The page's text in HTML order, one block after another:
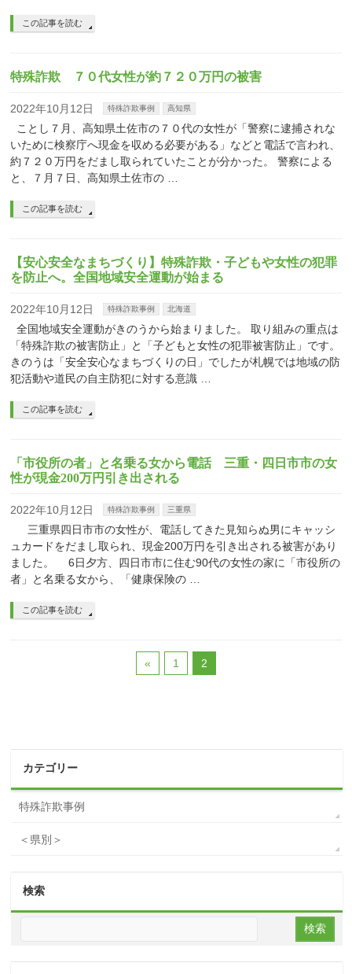
この記事を読む
特殊詐欺 ７０代女性が約７２０万円の被害
2022年10月12日 特殊詐欺事例 高知県
ことし７月、高知県土佐市の７０代の女性が「警察に逮捕されな
いために検察庁へ現金を収める必要がある」などと電話で言われ、
約７２０万円をだまし取られていたことが分かった。 警察による
と、７月７日、高知県土佐市の …
この記事を読む
【安心安全なまちづくり】特殊詐欺・子どもや女性の犯罪
を防止へ。全国地域安全運動が始まる
2022年10月12日 特殊詐欺事例 北海道
全国地域安全運動がきのうから始まりました。 取り組みの重点は
「特殊詐欺の被害防止」と「子どもと女性の犯罪被害防止」です。
きのうは「安全安心なまちづくりの日」でしたが札幌では地域の防
犯活動や道民の自主防犯に対する意識 …
この記事を読む
「市役所の者」と名乗る女から電話 三重・四日市市の女
性が現金200万円引き出される
2022年10月12日 特殊詐欺事例 三重県
三重県四日市市の女性が、電話してきた見知らぬ男にキャッシ
ュカードをだまし取られ、現金200万円を引き出される被害があり
ました。 6日夕方、四日市市に住む90代の女性の家に「市役所の
者」と名乗る女から、「健康保険の …
この記事を読む
« 1 2
カテゴリー
特殊詐欺事例
＜県別＞
検索